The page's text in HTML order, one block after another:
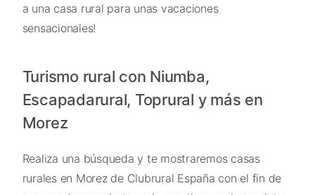
a una casa rural para unas vacaciones
sensacionales!
Turismo rural con Niumba,
Escapadarural, Toprural y más en
Morez
Realiza una búsqueda y te mostraremos casas
rurales en Morez de Clubrural España con el fin de